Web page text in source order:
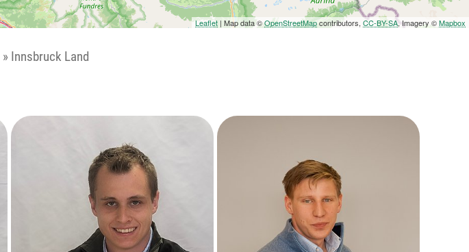
Leaflet | Map data ©OpenStreetMapcontributors, CC-BY-SA, Imagery ©Mapbox
» Innsbruck Land